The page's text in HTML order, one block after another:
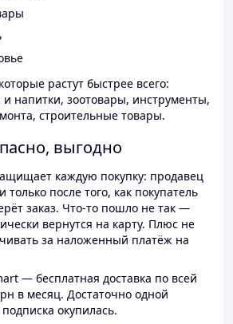
растут быстрее всего:
напитки, зоотовары, инструменты,
строительные товары.
выгодно
каждую покупку: продавец
только после того, как покупатель
заказ. Что-то пошло не так —
вернутся на карту. Плюс не
за наложенный платёж на
— бесплатная доставка по всей
в месяц. Достаточно одной
окупилась.